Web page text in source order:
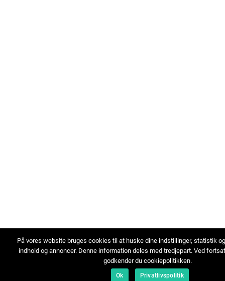
På vores website bruges cookies til at huske dine indstillinger, statistik
indhold og annoncer. Denne information deles med tredjepart. Ved
godkender du cookiepolitikken.
Ok Privatlivspolitik